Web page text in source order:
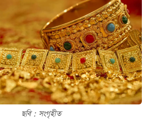
ছবি : সংগৃহীত